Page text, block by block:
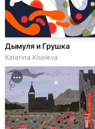
Дымуля и Грушка
Katerina Kiseleva